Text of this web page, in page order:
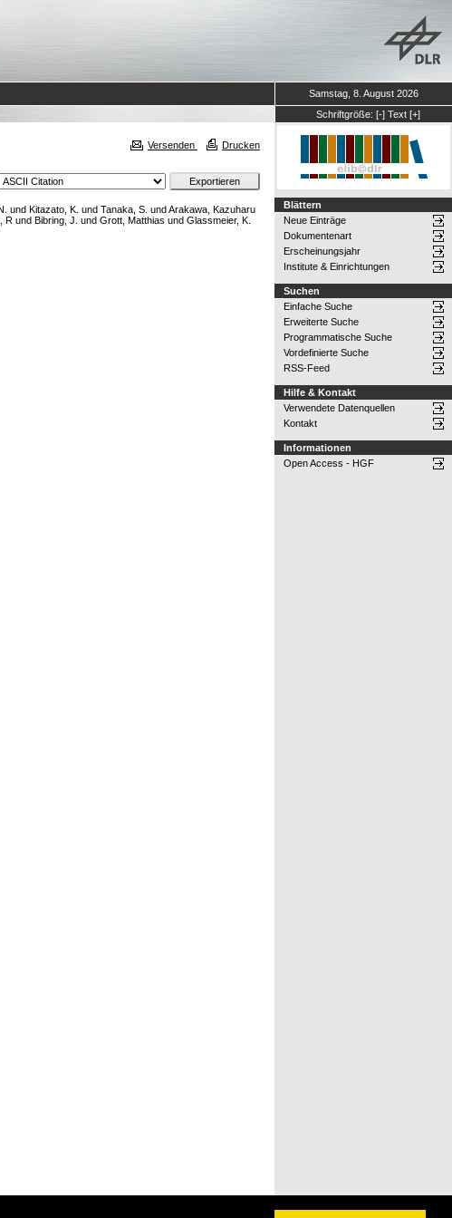
Samstag, 8. August 2026
Schriftgröße: [-] Text [+]
Versenden Drucken
und Kitazato, K. und Tanaka, S. undArakawa, Kazuharu
R und Bibring, J. und Grott, Matthias und Glassmeier, K.
Blättern
Neue Einträge
Dokumentenart
Erscheinungsjahr
Institute & Einrichtungen
Suchen
Einfache Suche
Erweiterte Suche
Programmatische Suche
Vordefinierte Suche
RSS-Feed
Hilfe & Kontakt
Verwendete Datenquellen
Kontakt
Informationen
Open Access - HGF